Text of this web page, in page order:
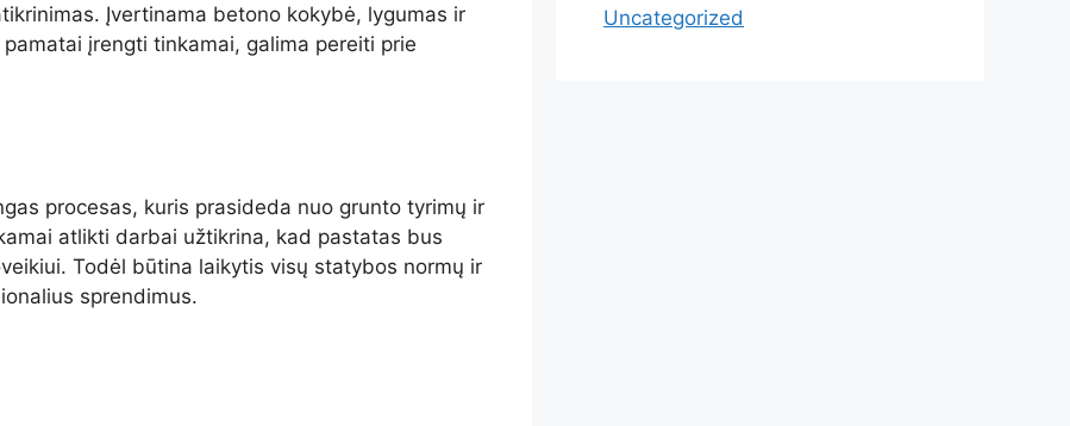
Įvertinama betono kokybė, lygumas ir
įrengti tinkamai, galima pereiti prie
procesas, kuris prasideda nuo grunto tyrimų ir
atlikti darbai užtikrina, kad pastatas bus
Todėl būtina laikytis visų statybos normų ir
sprendimus.
Uncategorized